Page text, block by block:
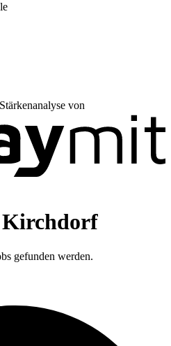
von
Kirchdorf
gefunden werden.